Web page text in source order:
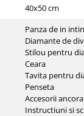
Panza de in
Diamante de
Stilou pentru
Ceara
Tavita pentru
Penseta
Accesorii
Instructiuni si